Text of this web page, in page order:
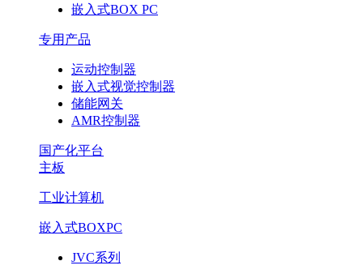
嵌入式BOX PC
专用产品
运动控制器
嵌入式视觉控制器
储能网关
AMR控制器
国产化平台
主板
工业计算机
嵌入式BOXPC
JVC系列